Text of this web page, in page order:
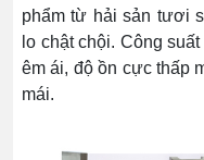
phẩm từ hải sản tươi
lo chật chội. Công
êm ái, độ ồn cực thấp
mái.